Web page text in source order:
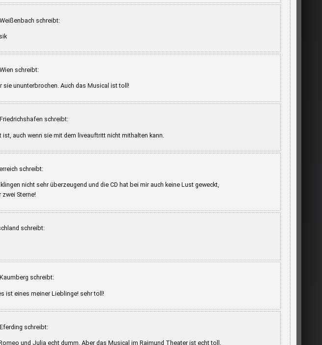
schreibt:
schreibt:
sie ununterbrochen. Auch das Musical ist toll!
schreibt:
auch wenn sie mit dem liveauftritt nicht mithalten kann.
schreibt:
nicht sehr überzeugend und die CD hat bei mir auch keine Lust geweckt,
zwei Sterne!
schreibt:
schreibt:
ist eines meiner Lieblinge! sehr toll!
schreibt:
und Julia echt dumm. Aber das Musical im Raimund Theater ist echt toll.